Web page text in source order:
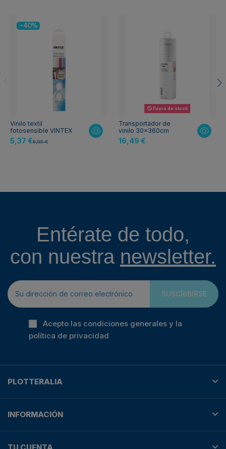
-40%
Vinilo textil
fotosensible VINTEX
5,37 €8,95 €
Fuera de stock
Transportador de
vinilo 30x360cm
16,49 €
Entérate de todo,
con nuestra newsletter.
SUSCRIBIRSE
Acepto las condiciones generales y la
política de privacidad
PLOTTERALIA
INFORMACIÓN
TU CUENTA